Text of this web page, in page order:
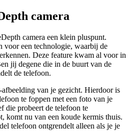
camera
camera een klein pluspunt.
voor een technologie, waarbij de
Deze feature kwam al voor in
jij degene die in de buurt van de
de telefoon.
van je gezicht. Hierdoor is
te foppen met een foto van je
die probeert de telefoon te
komt nu van een koude kermis thuis.
telefoon ontgrendelt alleen als je je